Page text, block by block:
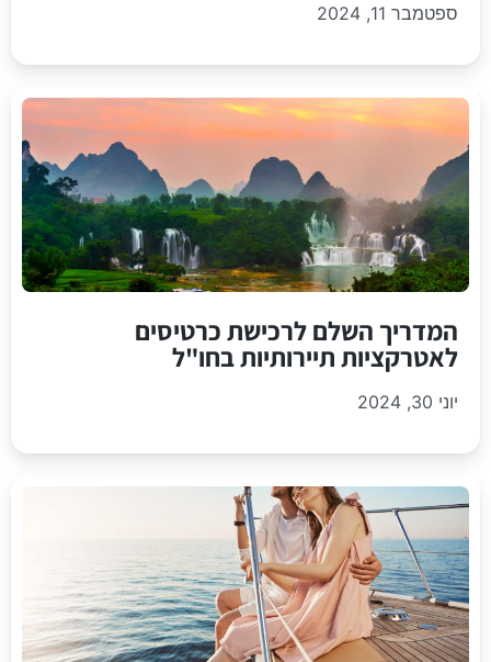
ספטמבר 11, 2024
המדריך השלם לרכישת כרטיסים
לאטרקציות תיירותיות בחו"ל
יוני 30, 2024